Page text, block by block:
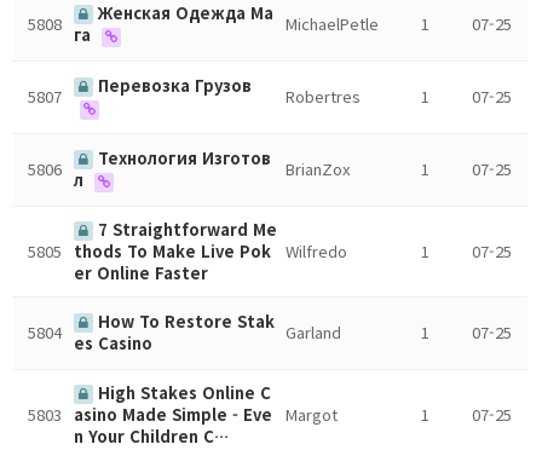
5808
Женская Одежда Ма
га
MichaelPetle 1 07-25
5807 Перевозка Грузов Robertres 1 07-25
5806
Технология Изготов
л
BrianZox 1 07-25
5805
7 Straightforward Me
thods To Make Live Pok
er Online Faster
Wilfredo 1 07-25
5804
How To Restore Stak
es Casino
Garland 1 07-25
5803
High Stakes Online C
asino Made Simple - Eve
n Your Children C…
Margot 1 07-25